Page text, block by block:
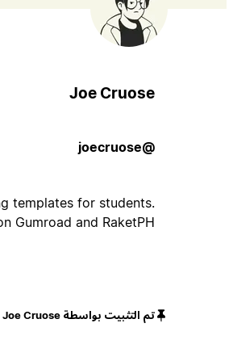
Joe Cruose
@joecruose
templates for students.
Gumroad and RaketPH.
تم التثبيت بواسطة Joe Cruose